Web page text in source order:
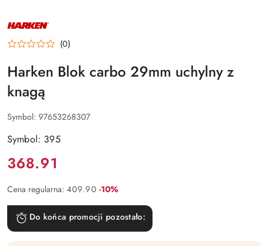
NAZWA
PRODUCENTA:
HARKEN (0)
Harken Blok carbo 29mm uchylny z
knagą
Symbol: 97653268307
Symbol: 395
Cena:
368.91
Cena regularna: 409.90 Rabat:
-10%
Do końca promocji pozostało: